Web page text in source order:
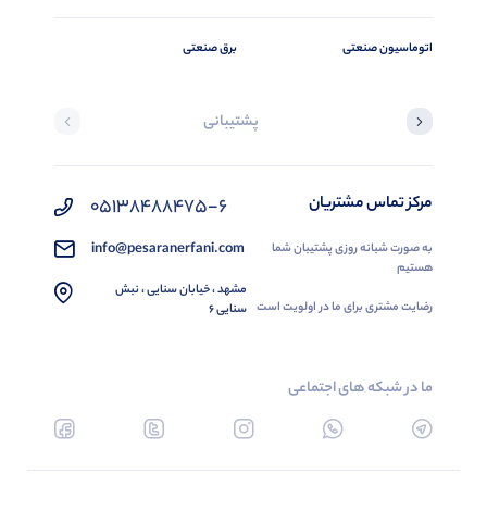
اتوماسیون صنعتی برق صنعتی
پشتیبانی
مرکز تماس مشتریان
به صورت شبانه روزی پشتیبان شما
هستیم
رضایت مشتری برای ما در اولویت است
05138488475-6
info@pesaranerfani.com
مشهد ، خیابان سنایی ، نبش
سنایی 6
ما در شبکه های اجتماعی